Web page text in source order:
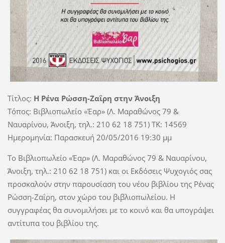
Τίτλος: Η Ρένα Ρώσση-Ζαΐρη στην Άνοιξη
Τόπος: Βιβλιοπωλείο «Έαρ» (Λ. Μαραθώνος 79 &
Ναυαρίνου, Άνοιξη, τηλ.: 210 62 18 751) TK: 14569
Ημερομηνία: Παρασκευή 20/05/2016 19:30 μμ
Το Βιβλιοπωλείο «Έαρ» (Λ. Μαραθώνος 79 & Ναυαρίνου,
Άνοιξη, τηλ.: 210 62 18 751) και οι Εκδόσεις Ψυχογιός σας
προσκαλούν στην παρουσίαση του νέου βιβλίου της Ρένας
Ρώσση-Ζαΐρη, στον χώρο του βιβλιοπωλείου. Η
συγγραφέας θα συνομιλήσει με το κοινό και θα υπογράψει
αντίτυπα του βιβλίου της.